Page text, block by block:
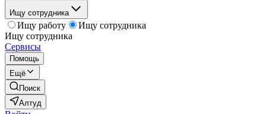
Ищу сотрудника
Ищу работу
Ищу сотрудника
Ищу сотрудника
Сервисы
Помощь
Ещё
Поиск
Алтуд